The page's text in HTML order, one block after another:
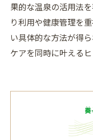
果的な温泉の活用法
り利用や健康管理を
い具体的な方法が得
ケアを同時に叶えるヒ